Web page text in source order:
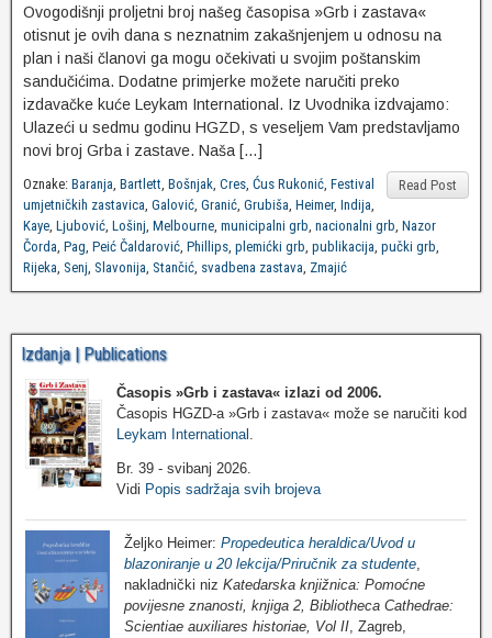
Ovogodišnji proljetni broj našeg časopisa »Grb i zastava«
otisnut je ovih dana s neznatnim zakašnjenjem u odnosu na
plan i naši članovi ga mogu očekivati u svojim poštanskim
sandučićima. Dodatne primjerke možete naručiti preko
izdavačke kuće Leykam International. Iz Uvodnika izdvajamo:
Ulazeći u sedmu godinu HGZD, s veseljem Vam predstavljamo
novi broj Grba i zastave. Naša […]
Read Post
Oznake: Baranja, Bartlett, Bošnjak, Cres, Ćus Rukonić, Festival
umjetničkih zastavica, Galović, Granić, Grubiša, Heimer, Indija,
Kaye, Ljubović, Lošinj, Melbourne, municipalni grb, nacionalni grb, Nazor
Čorda, Pag, Peić Čaldarović, Phillips, plemićki grb, publikacija, pučki grb,
Rijeka, Senj, Slavonija, Stančić, svadbena zastava, Zmajić
Izdanja | Publications
Časopis »Grb i zastava« izlazi od 2006.
Časopis HGZD-a »Grb i zastava« može se naručiti kod
Leykam International
Br. 39 - svibanj 2026.
Vidi Popis sadržaja svih brojeva
Željko Heimer: Propedeutica heraldica/Uvod u
blazoniranje u 20 lekcija/Priručnik za studente,
nakladnički niz Katedarska knjižnica: Pomoćne
povijesne znanosti, knjiga 2, Bibliotheca Cathedrae:
Scientiae auxiliares historiae, Vol II, Zagreb,